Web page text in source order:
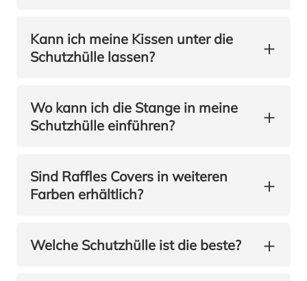
+
Kann ich meine Kissen unter die
Schutzhülle lassen?
+
Wo kann ich die Stange in meine
Schutzhülle einführen?
+
Sind Raffles Covers in weiteren
Farben erhältlich?
+
Welche Schutzhülle ist die beste?